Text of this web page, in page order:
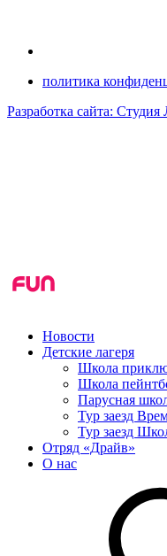
политика
Разработка сайта: Студия
Новости
Детские лагеря
Школа
Школа
Парусная
Тур заезд
Тур заезд
Отряд «Драйв»
О нас